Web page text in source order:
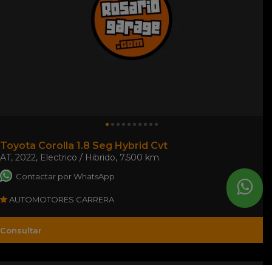
Toyota Corolla 1.8 Seg Hybrid Cvt
AT, 2022, Electrico / Hibrido, 7.500 km.
Contactar por WhatsApp
AUTOMOTORES CARRERA
Consultar